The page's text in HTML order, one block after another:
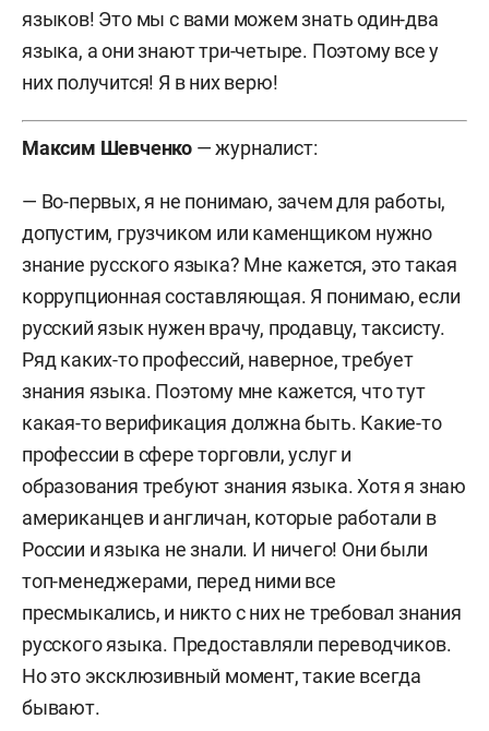
языков! Это мы с вами можем знать один-два
языка, а они знают три-четыре. Поэтому все у
них получится! Я в них верю!
Максим Шевченко — журналист:
— Во-первых, я не понимаю, зачем для работы,
допустим, грузчиком или каменщиком нужно
знание русского языка? Мне кажется, это такая
коррупционная составляющая. Я понимаю, если
русский язык нужен врачу, продавцу, таксисту.
Ряд каких-то профессий, наверное, требует
знания языка. Поэтому мне кажется, что тут
какая-то верификация должна быть. Какие-то
профессии в сфере торговли, услуг и
образования требуют знания языка. Хотя я знаю
американцев и англичан, которые работали в
России и языка не знали. И ничего! Они были
топ-менеджерами, перед ними все
пресмыкались, и никто с них не требовал знания
русского языка. Предоставляли переводчиков.
Но это эксклюзивный момент, такие всегда
бывают.